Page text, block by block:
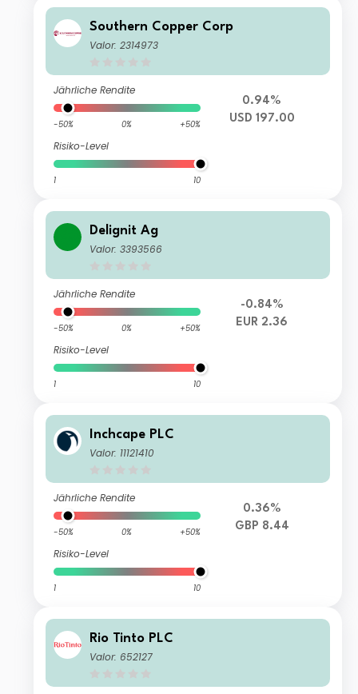
Southern Copper Corp
Valor: 2314973
Jährliche Rendite
-50% 0% +50%
Risiko-Level
1 10
0.94%
USD 197.00
Delignit Ag
Valor: 3393566
Jährliche Rendite
-50% 0% +50%
Risiko-Level
1 10
-0.84%
EUR 2.36
Inchcape PLC
Valor: 11121410
Jährliche Rendite
-50% 0% +50%
Risiko-Level
1 10
0.36%
GBP 8.44
Rio Tinto PLC
Valor: 652127